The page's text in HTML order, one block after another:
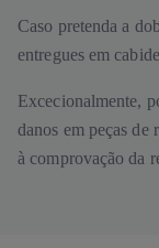
Caso pretenda a
entregues em
Excecionalmente,
danos em peças de
à comprovação da